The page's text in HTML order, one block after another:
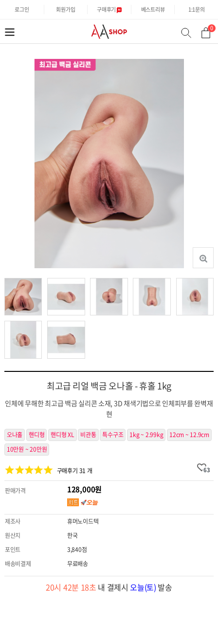
로그인 회원가입 구매후기 베스트리뷰 1:1문의
류
0
최고급 리얼 백금 오나홀 - 휴홀 1kg
인체에 무해한 최고급 백금 실리콘 소재, 3D 채색기법으로 인체피부를 완벽재
현
오나홀 핸디형 핸디형 XL 비관통 특수구조 1kg ~ 2.99kg
12cm ~ 12.9cm
10만원 ~ 20만원
구매후기 31 개 63
판매가격 128,000원
제조사
휴머노이드텍
원산지
한국
포인트
3,840점
배송비결제
무료배송
20시 42분 17초 내 결제시 오늘(토) 발송